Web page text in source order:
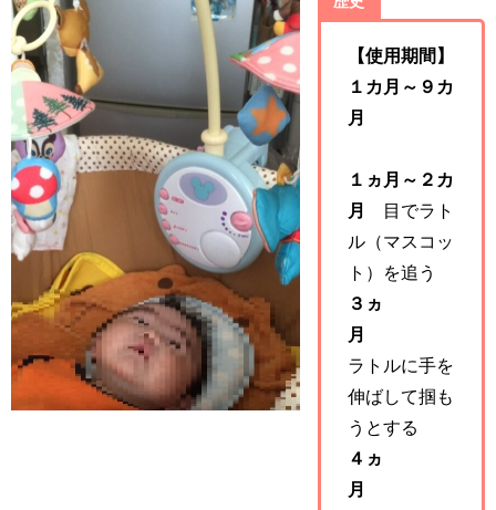
【使用期間】
１カ月～９カ
月
１ヵ月～２カ
月
目でラト
ル（マスコッ
ト）を追う
３ヵ
月
ラトルに手を
伸ばして掴も
うとする
４ヵ
月